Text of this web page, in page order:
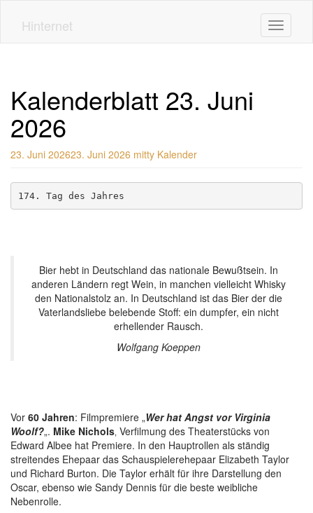
Hinternet Toggle
Kalenderblatt 23. Juni
2026
23. Juni 202623. Juni 2026 mitty Kalender
174. Tag des Jahres
Bier hebt in Deutschland das nationale Bewußtsein. In
anderen Ländern regt Wein, in manchen vielleicht Whisky
den Nationalstolz an. In Deutschland ist das Bier der die
Vaterlandsliebe belebende Stoff: ein dumpfer, ein nicht
erhellender Rausch.
Wolfgang Koeppen
Vor 60 Jahren: Filmpremiere „Wer hat Angst vor Virginia
Woolf?„. Mike Nichols‚ Verfilmung des Theaterstücks von
Edward Albee hat Premiere. In den Hauptrollen als ständig
streitendes Ehepaar das Schauspielerehepaar Elizabeth Taylor
und Richard Burton. Die Taylor erhält für ihre Darstellung den
Oscar, ebenso wie Sandy Dennis für die beste weibliche
Nebenrolle.